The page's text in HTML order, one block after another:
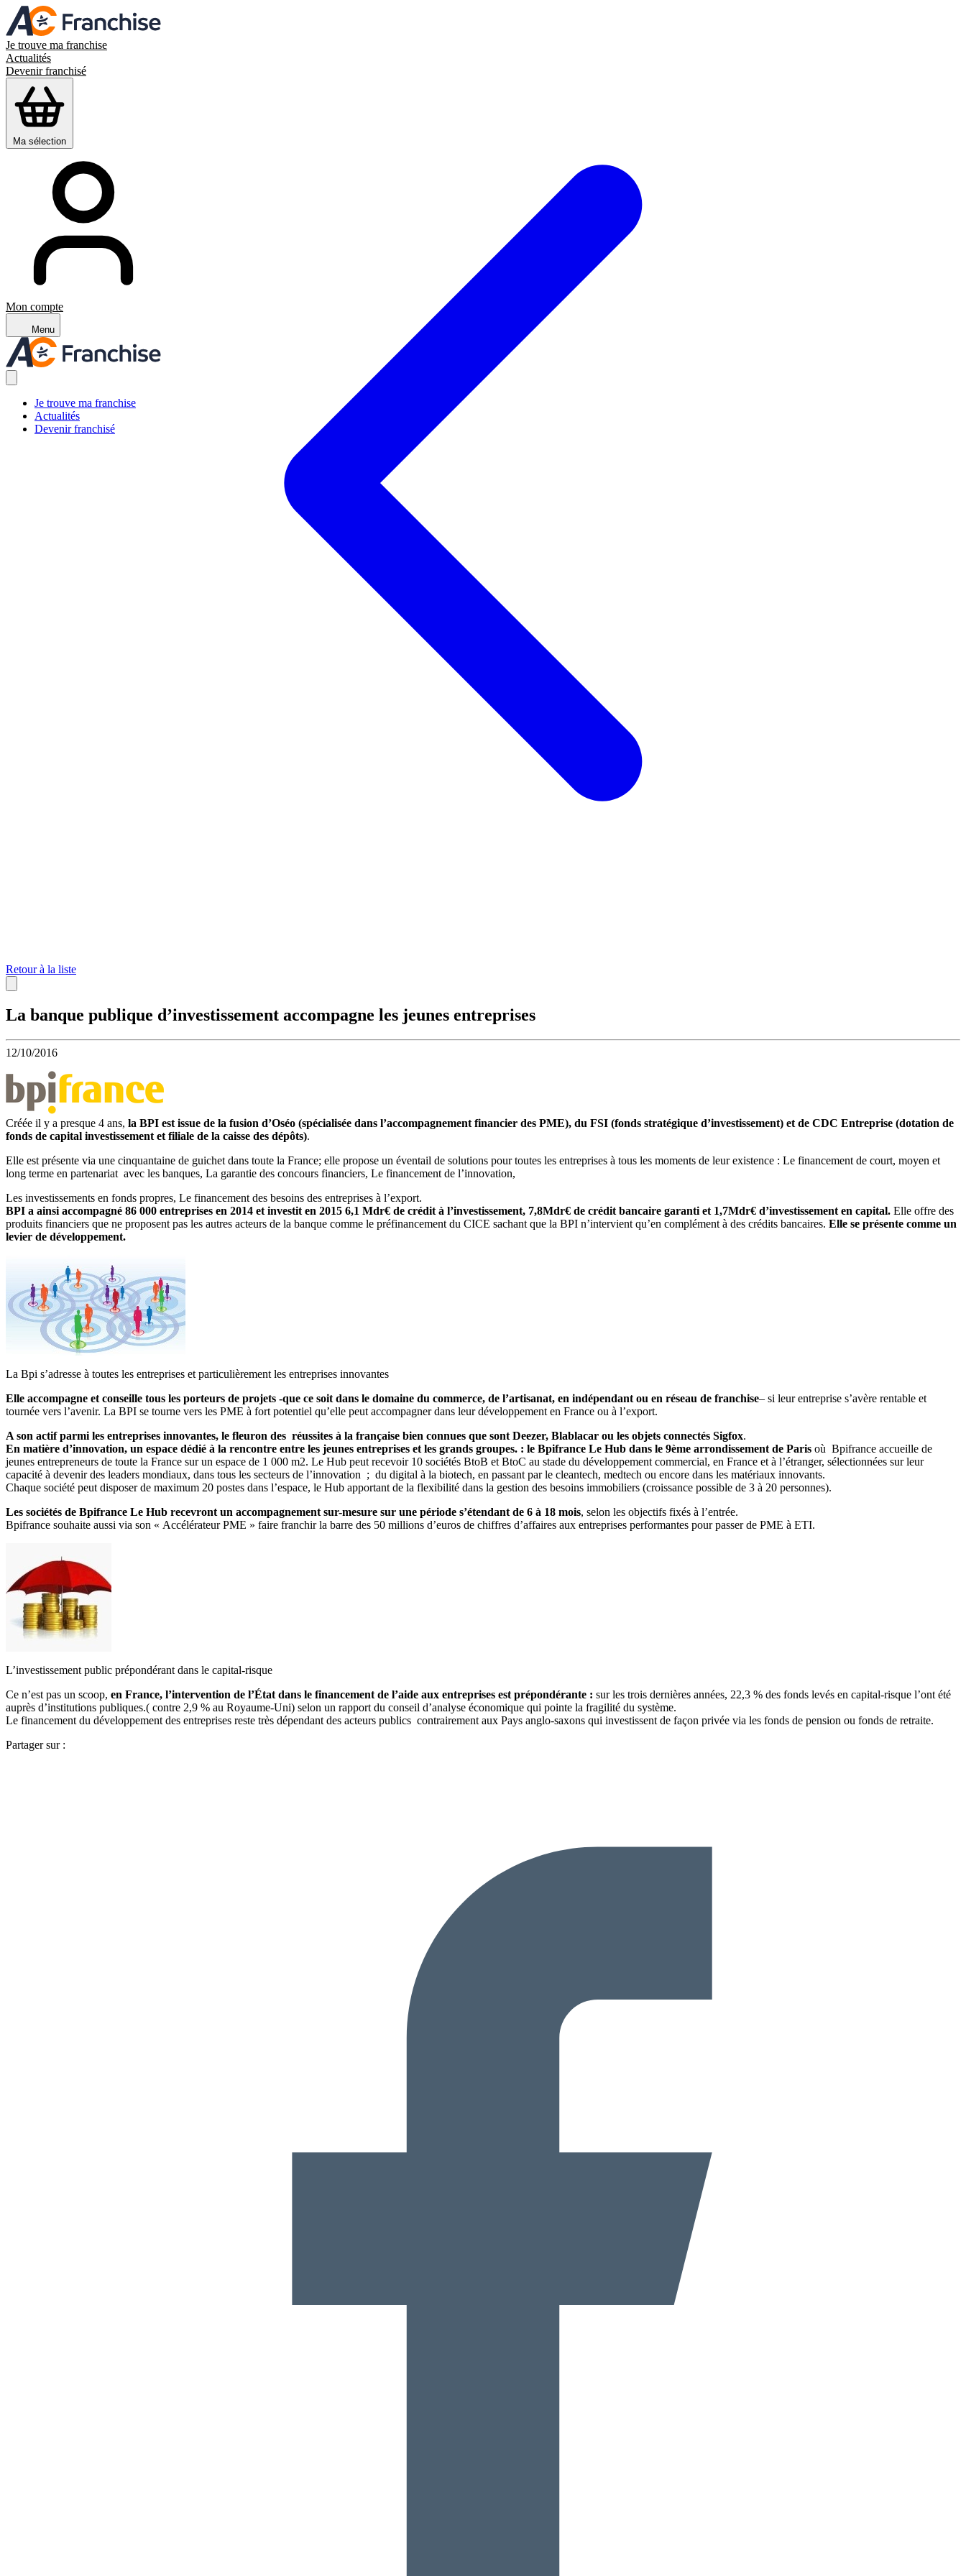
Je trouve ma franchise
Actualités
Devenir franchisé
Ma sélection
Mon compte
Menu
Je trouve ma franchise
Actualités
Devenir franchisé
Retour à la liste
La banque publique d’investissement accompagne les jeunes entreprises
12/10/2016
Créée il y a presque 4 ans, la BPI est issue de la fusion d’Oséo (spécialisée dans l’accompagnement financier des PME), du FSI (fonds stratégique d’investissement) et de CDC Entreprise (dotation de
fonds de capital investissement et filiale de la caisse des dépôts).
Elle est présente via une cinquantaine de guichet dans toute la France; elle propose un éventail de solutions pour toutes les entreprises à tous les moments de leur existence : Le financement de court, moyen et
long terme en partenariat avec les banques, La garantie des concours financiers, Le financement de l’innovation,
Les investissements en fonds propres, Le financement des besoins des entreprises à l’export.
BPI a ainsi accompagné 86 000 entreprises en 2014 et investit en 2015 6,1 Mdr€ de crédit à l’investissement, 7,8Mdr€ de crédit bancaire garanti et 1,7Mdr€ d’investissement en capital. Elle offre des
produits financiers que ne proposent pas les autres acteurs de la banque comme le préfinancement du CICE sachant que la BPI n’intervient qu’en complément à des crédits bancaires. Elle se présente comme un
levier de développement.
La Bpi s’adresse à toutes les entreprises et particulièrement les entreprises innovantes
Elle accompagne et conseille tous les porteurs de projets -que ce soit dans le domaine du commerce, de l’artisanat, en indépendant ou en réseau de franchise– si leur entreprise s’avère rentable et
tournée vers l’avenir. La BPI se tourne vers les PME à fort potentiel qu’elle peut accompagner dans leur développement en France ou à l’export.
A son actif parmi les entreprises innovantes, le fleuron des réussites à la française bien connues que sont Deezer, Blablacar ou les objets connectés Sigfox.
En matière d’innovation, un espace dédié à la rencontre entre les jeunes entreprises et les grands groupes. : le Bpifrance Le Hub dans le 9ème arrondissement de Paris où Bpifrance accueille de
jeunes entrepreneurs de toute la France sur un espace de 1 000 m2. Le Hub peut recevoir 10 sociétés BtoB et BtoC au stade du développement commercial, en France et à l’étranger, sélectionnées sur leur
capacité à devenir des leaders mondiaux, dans tous les secteurs de l’innovation ; du digital à la biotech, en passant par le cleantech, medtech ou encore dans les matériaux innovants.
Chaque société peut disposer de maximum 20 postes dans l’espace, le Hub apportant de la flexibilité dans la gestion des besoins immobiliers (croissance possible de 3 à 20 personnes).
Les sociétés de Bpifrance Le Hub recevront un accompagnement sur-mesure sur une période s’étendant de 6 à 18 mois, selon les objectifs fixés à l’entrée.
Bpifrance souhaite aussi via son « Accélérateur PME » faire franchir la barre des 50 millions d’euros de chiffres d’affaires aux entreprises performantes pour passer de PME à ETI.
L’investissement public prépondérant dans le capital-risque
Ce n’est pas un scoop, en France, l’intervention de l’État dans le financement de l’aide aux entreprises est prépondérante : sur les trois dernières années, 22,3 % des fonds levés en capital-risque l’ont été
auprès d’institutions publiques.( contre 2,9 % au Royaume-Uni) selon un rapport du conseil d’analyse économique qui pointe la fragilité du système.
Le financement du développement des entreprises reste très dépendant des acteurs publics contrairement aux Pays anglo-saxons qui investissent de façon privée via les fonds de pension ou fonds de retraite.
Partager sur :